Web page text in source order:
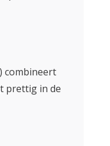
combineert
prettig in de